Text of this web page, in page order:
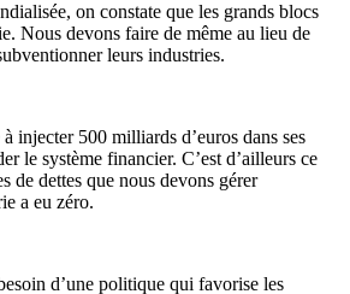
on constate que les grands blocs
Nous devons faire de même au lieu de
leurs industries.
à injecter 500 milliards d’euros dans ses
le système financier. C’est d’ailleurs ce
de dettes que nous devons gérer
a eu zéro.
d’une politique qui favorise les